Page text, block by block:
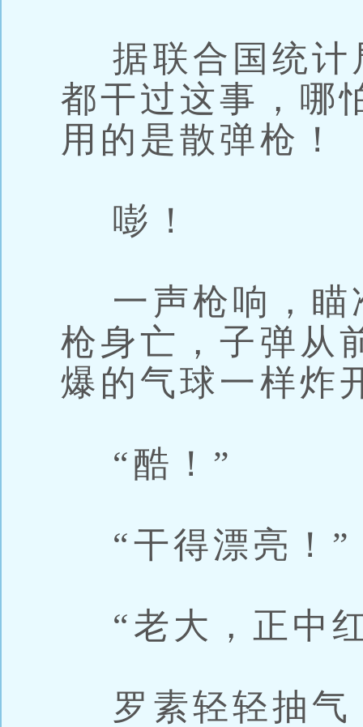
据联合国统计
都干过这事，哪
用的是散弹枪！
嘭！
一声枪响，瞄
枪身亡，子弹从
爆的气球一样
“酷！”
“干得漂亮！”
“老大，正中
罗素轻轻抽气